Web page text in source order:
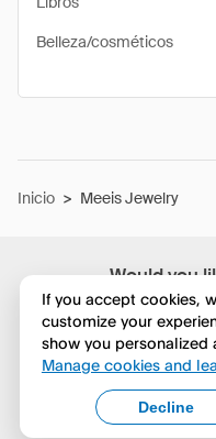
Would you
No,
Yes,
Belleza/cosméticos
Inicio > Meeis Jewelry
If you accept cookies,
customize your
show you personalized
Manage cookies and
Decline